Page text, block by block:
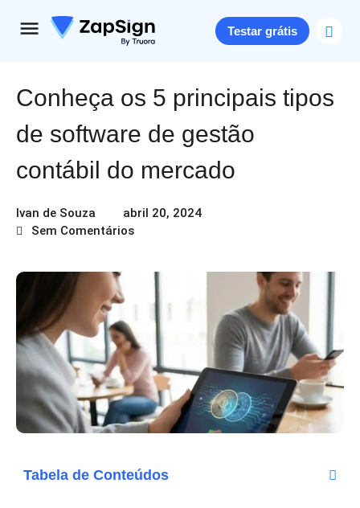
Testar grátis
Conheça os 5 principais tipos
de software de gestão
contábil do mercado
Ivan de Souza
abril 20, 2024
Sem Comentários
Tabela de Conteúdos